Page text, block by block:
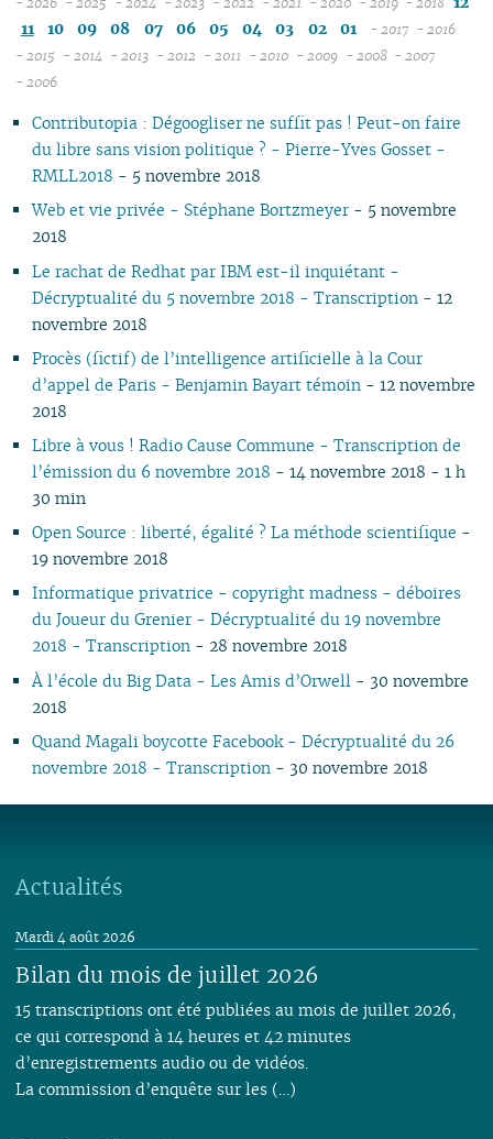
08
04
03
02
01
12
08
07
06
05
02
01
12
08
07
06
05
02
01
12
08
07
06
05
02
01
12
08
07
05
02
01
12
08
07
05
02
01
08
07
05
02
01
08
07
05
01
11
10 09 08 07 06 05 04 03 02 01 - 2017
09
08
06
02
- 2016
- 2015
10
09
08
07
06
04
03
02
- 2014
10
09
08
07
03
02
- 2013
09
08
04
02
- 2012
09
08
07
06
01
- 2011
10
09
08
07
04
03
- 2010
10
09
07
04
01
- 2009 - 2008
10
06
- 2007
- 2006
Contributopia : Dégoogliser ne suffit pas ! Peut-on faire
du libre sans vision politique ? - Pierre-Yves Gosset -
RMLL2018 - 5 novembre 2018
Web et vie privée - Stéphane Bortzmeyer- 5 novembre
2018
Le rachat de Redhat par IBM est-il inquiétant -
Décryptualité du 5 novembre 2018 - Transcription - 12
novembre 2018
Procès (fictif) de l’intelligence artificielle à la Cour
d’appel de Paris - Benjamin Bayart témoin - 12 novembre
2018
Libre à vous ! Radio Cause Commune - Transcription de
l’émission du 6 novembre 2018 - 14 novembre 2018 - 1 h
30 min
Open Source : liberté, égalité ? La méthode scientifique -
19 novembre 2018
Informatique privatrice - copyright madness - déboires
du Joueur du Grenier - Décryptualité du 19 novembre
2018 - Transcription- 28 novembre 2018
À l’école du Big Data - Les Amis d’Orwell - 30 novembre
2018
Quand Magali boycotte Facebook - Décryptualité du 26
novembre 2018 - Transcription - 30 novembre 2018
Actualités
Bilan du mois de juillet 2026
Mardi 4 août 2026
15 transcriptions ont été publiées au mois de juillet 2026,
ce qui correspond à 14 heures et 42 minutes
d’enregistrements audio ou de vidéos.
La commission d’enquête sur les (…)